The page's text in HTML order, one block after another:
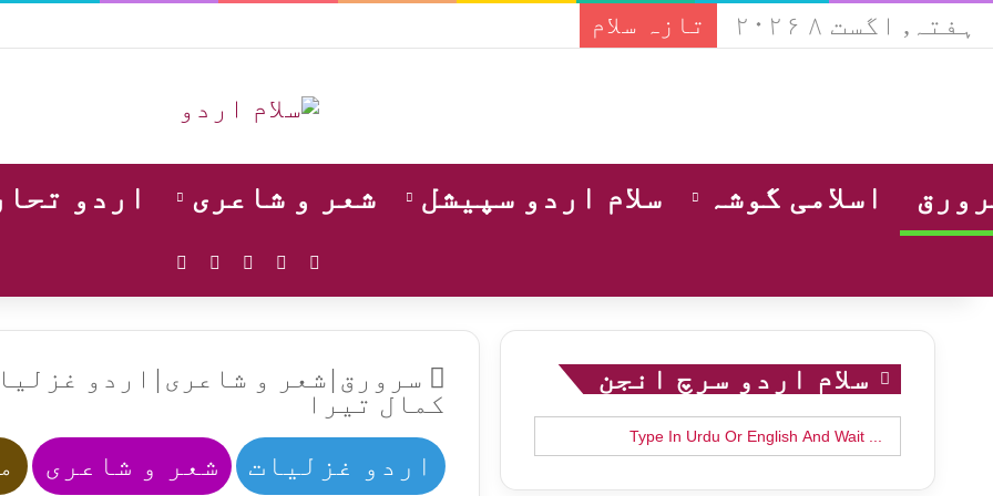
ہفتہ, اگست ۸ ۲۰۲۶ تازہ سلام
اسلامی گوشہ سلام اردو سپیشل شعر و شاعری اردو
Facebook
YouTube
Instagram
سرورق | شعر و شاعری | اردو
کمال تیرا
اردو غزلیات شعر و شاعری
سلام اردو سرچ انجن
Search
for: